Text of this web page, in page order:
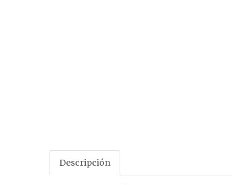
Descripción